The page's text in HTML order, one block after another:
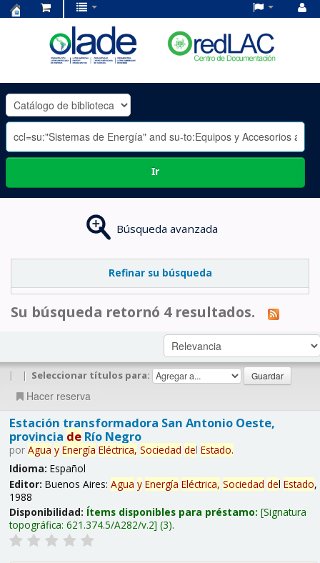
OLADE
-
Ir
Búsqueda avanzada
Refinar su búsqueda
Su búsqueda retornó 4 resultados.
| | Seleccionar títulos para:
Hacer reserva
Estación transformadora San Antonio Oeste,
provincia deRío Negro
por Agua y Energía Eléctrica, Sociedad del Estado.
Idioma: Español
Editor: Buenos Aires: Agua y Energía Eléctrica, Sociedad del Estado,
1988
Disponibilidad: Ítems disponibles para préstamo: Signatura
topográfica: 621.374.5/A282/v.2 (3).